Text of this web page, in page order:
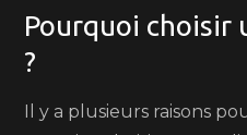
Pourquoi choisir
?
Il y a plusieurs raisons